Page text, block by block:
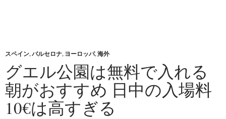
スペイン,バルセロナ, ヨーロッパ,海外
グエル公園は無料で入れる
朝がおすすめ 日中の入場料
10€は高すぎる